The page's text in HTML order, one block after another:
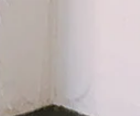
の記事
1件の記事